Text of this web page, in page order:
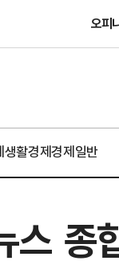
오피
생활경제경제일반
스